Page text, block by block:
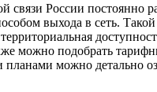
связи России постоянно
выхода в сеть.
можно подобрать
можно детально